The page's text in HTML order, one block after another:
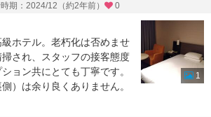
期：2024/12（約2年前） 0
ホテル。老朽化は否めませ
され、スタッフの接客態度
ョン共にとても丁寧です。
）は余り良くありません。
1